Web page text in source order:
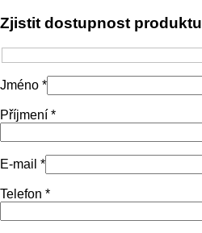
Zjistit dostupnost produktu
Jméno *
Příjmení *
E-mail *
Telefon *